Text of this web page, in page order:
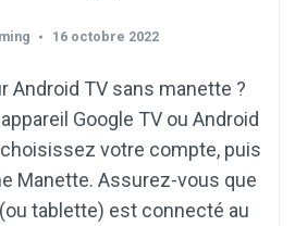
16 octobre 2022
Android TV sans manette ?
Google TV ou Android
choisissez votre compte, puis
Manette. Assurez-vous que
tablette) est connecté au